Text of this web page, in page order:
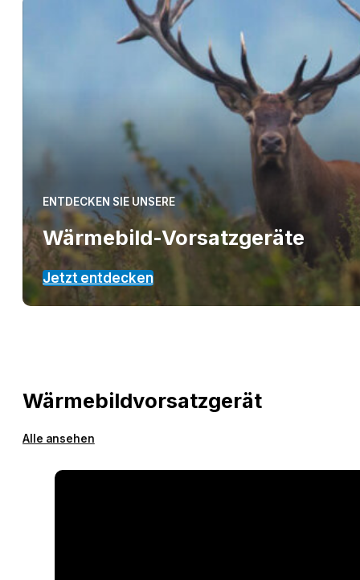
ENTDECKEN SIE UNSERE
Wärmebild-Vorsatzgeräte
Jetzt entdecken
Wärmebildvorsatzgerät
Alle ansehen